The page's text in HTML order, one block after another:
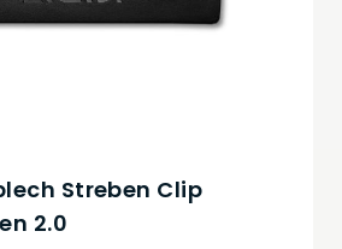
Streben Clip
2.0